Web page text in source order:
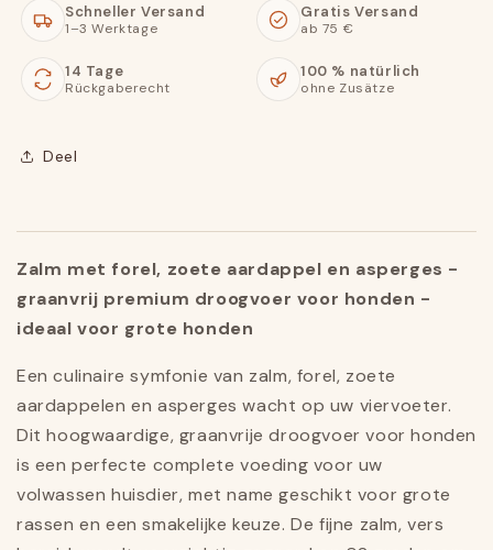
Schneller Versand
1–3 Werktage
Gratis Versand
ab 75 €
14 Tage
Rückgaberecht
100 % natürlich
ohne Zusätze
Deel
Zalm met forel, zoete aardappel en asperges -
graanvrij premium droogvoer voor honden -
ideaal voor grote honden
Een culinaire symfonie van zalm, forel, zoete
aardappelen en asperges wacht op uw viervoeter.
Dit hoogwaardige, graanvrije droogvoer voor honden
is een perfecte complete voeding voor uw
volwassen huisdier, met name geschikt voor grote
rassen en een smakelijke keuze. De fijne zalm, vers